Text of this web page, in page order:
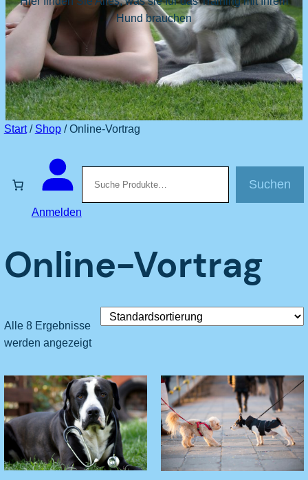
Hund brauchen
Start/ Shop/ Online-Vortrag
Anmelden
Suchen
Online-Vortrag
Alle 8 Ergebnisse
werden angezeigt